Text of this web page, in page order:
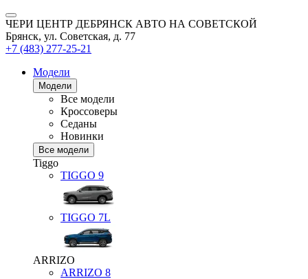
ЧЕРИ ЦЕНТР ДЕБРЯНСК АВТО НА СОВЕТСКОЙ
Брянск, ул. Советская, д. 77
+7 (483) 277-25-21
Модели
Модели
Все модели
Кроссоверы
Седаны
Новинки
Все модели
Tiggo
TIGGO 9
TIGGO 7L
ARRIZO
ARRIZO 8